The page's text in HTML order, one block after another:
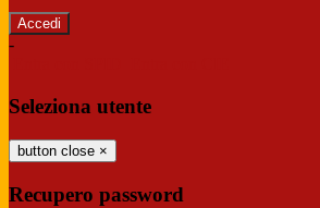
-
Seleziona utente
button close ×
Recupero password